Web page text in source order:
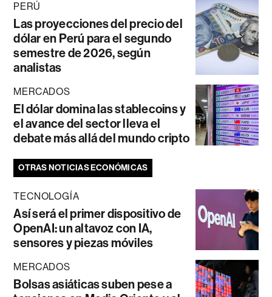
PERÚ
Las proyecciones del precio del
dólar en Perú para el segundo
semestre de 2026, según
analistas
MERCADOS
El dólar domina las stablecoins y
el avance del sector lleva el
debate más allá del mundo cripto
OTRAS NOTICIAS ECONÓMICAS
TECNOLOGÍA
Así será el primer dispositivo de
OpenAI: un altavoz con IA,
sensores y piezas móviles
MERCADOS
Bolsas asiáticas suben pese a